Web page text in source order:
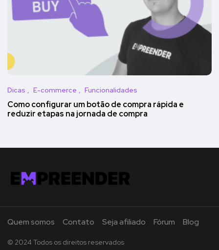
Dicas E-commerce Funcionalidades
Como configurar um botão de compra rápida e
reduzir etapas na jornada de compra
Quem somos Contato Seja afiliado Fórum Blog
© 2024 Todos os direitos reservados